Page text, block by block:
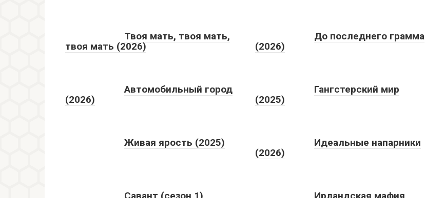
Твоя мать, твоя мать,
твоя мать (2026)
До последнего грамма
(2026)
Автомобильный город
(2026)
Гангстерский мир
(2025)
Живая ярость (2025)
Идеальные напарники
(2026)